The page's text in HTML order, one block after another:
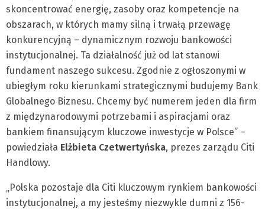
skoncentrować energię, zasoby oraz kompetencje na
obszarach, w których mamy silną i trwałą przewagę
konkurencyjną – dynamicznym rozwoju bankowości
instytucjonalnej. Ta działalność już od lat stanowi
fundament naszego sukcesu. Zgodnie z ogłoszonymi w
ubiegłym roku kierunkami strategicznymi budujemy Bank
Globalnego Biznesu. Chcemy być numerem jeden dla firm
z międzynarodowymi potrzebami i aspiracjami oraz
bankiem finansującym kluczowe inwestycje w Polsce” –
powiedziała Elżbieta Czetwertyńska, prezes zarządu Citi
Handlowy.
„Polska pozostaje dla Citi kluczowym rynkiem bankowości
instytucjonalnej, a my jesteśmy niezwykle dumni z 156-